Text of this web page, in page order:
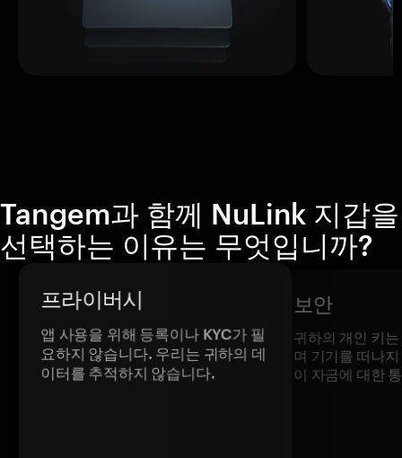
Tangem과 함께 NuLink 지갑을
선택하는 이유는 무엇입니까?
프라이버시
앱 사용을 위해 등록이나 KYC가 필
요하지 않습니다. 우리는 귀하의 데
이터를 추적하지 않습니다.
보안
귀하의 개인 키
며 기기를 떠나
이 자금에 대한